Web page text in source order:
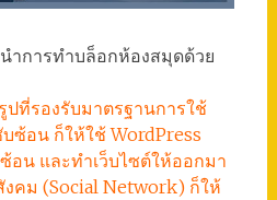
ำการทำบล็อกห้องสมุดด้วย
ปที่รองรับมาตรฐานการใช้
ซ้อน ก็ให้ใช้ WordPress
อน และทำเว็บไซต์ให้ออกมา
งคม (Social Network) ก็ให้